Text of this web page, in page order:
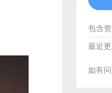
包含
最近
如有